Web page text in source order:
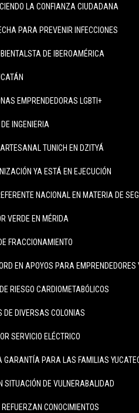
LA CONFIANZA CIUDADANA
PARA PREVENIR INFECCIONES
DE IBEROAMÉRICA
EMPRENDEDORAS LGBTI+
INGENIERIA
TUNICH EN DZITYÁ
YA ESTÁ EN EJECUCIÓN
NACIONAL EN MATERIA DE
VERDE EN MÉRIDA
FRACCIONAMIENTO
EN APOYOS PARA
RIESGO CARDIOMETABÓLICOS
DE DIVERSAS COLONIAS
SERVICIO ELÉCTRICO
GARANTÍA PARA LAS FAMILIAS
SITUACIÓN DE VULNERABALIDAD
CONOCIMIENTOS